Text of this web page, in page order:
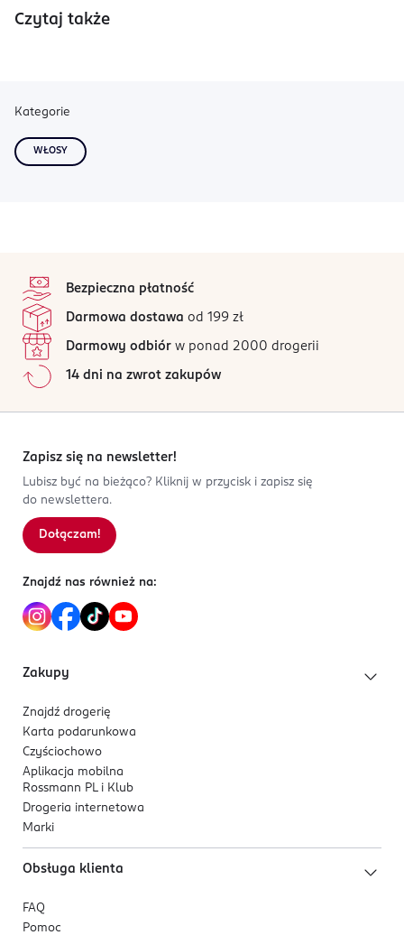
Czytaj także
Kategorie
WŁOSY
Bezpieczna płatność
Darmowa dostawa od 199 zł
Darmowy odbiór w ponad 2000 drogerii
14 dni na zwrot zakupów
Zapisz się na newsletter!
Lubisz być na bieżąco? Kliknij w przycisk i zapisz się
do newslettera.
Dołączam!
Znajdź nas również na:
Zakupy
Znajdź drogerię
Karta podarunkowa
Czyściochowo
Aplikacja mobilna
Rossmann PL i Klub
Drogeria internetowa
Marki
Obsługa klienta
FAQ
Pomoc